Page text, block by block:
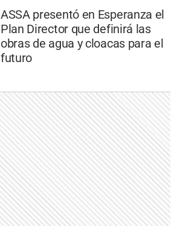
ASSA presentó en Esperanza el
Plan Director que definirá las
obras de agua y cloacas para el
futuro